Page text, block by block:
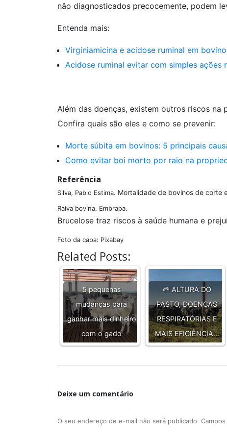
não diagnosticados precocemente, podem
Entenda mais:
Virginiamicina e acidose ruminal em
Acidose ruminal evitar com simples ações
Além das doenças, existem outros riscos
Confira quais são eles e como se prevenir:
Morte súbita em bovinos: 5 principais
Como evitar boi morto por raio na
Referência
Silva, Pablo Estima. Mortalidade de bovinos de corte
Raiva bovina. Embrapa.
Brucelose traz riscos à saúde humana e
Foto da capa: Pixabay
Related Posts:
5 pequenas
mudanças para
ganhar mais dinheiro
com o gado
🌱 ALTURA DO
PASTO, DOENÇAS
RESPIRATÓRIAS E
MAIS EFICIÊNCIA…
Deixe um comentário
O seu endereço de e-mail não será publicado.